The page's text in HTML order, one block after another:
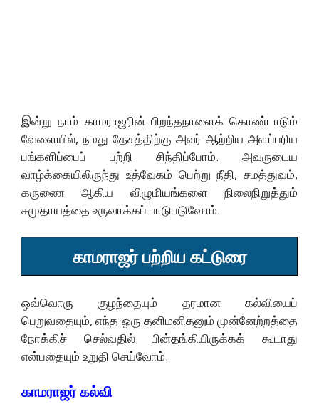
இன்று நாம் காமராஜரின் பிறந்தநாளைக் கொண்டாடும்
வேளையில், நமது தேசத்திற்கு அவர் ஆற்றிய அளப்பரிய
பங்களிப்பைப் பற்றி சிந்திப்போம். அவருடைய
வாழ்க்கையிலிருந்து உத்வேகம் பெற்று நீதி, சமத்துவம்,
கருணை ஆகிய விழுமியங்களை நிலைநிறுத்தும்
சமுதாயத்தை உருவாக்கப் பாடுபடுவோம்.
காமராஜர் பற்றிய கட்டுரை
ஒவ்வொரு குழந்தையும் தரமான கல்வியைப்
பெறுவதையும், எந்த ஒரு தனிமனிதனும் முன்னேற்றத்தை
நோக்கிச் செல்வதில் பின்தங்கியிருக்கக் கூடாது
என்பதையும் உறுதி செய்வோம்.
காமராஜர் கல்வி